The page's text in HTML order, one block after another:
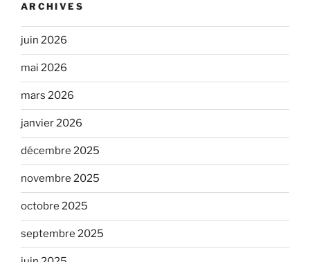
ARCHIVES
juin 2026
mai 2026
mars 2026
janvier 2026
décembre 2025
novembre 2025
octobre 2025
septembre 2025